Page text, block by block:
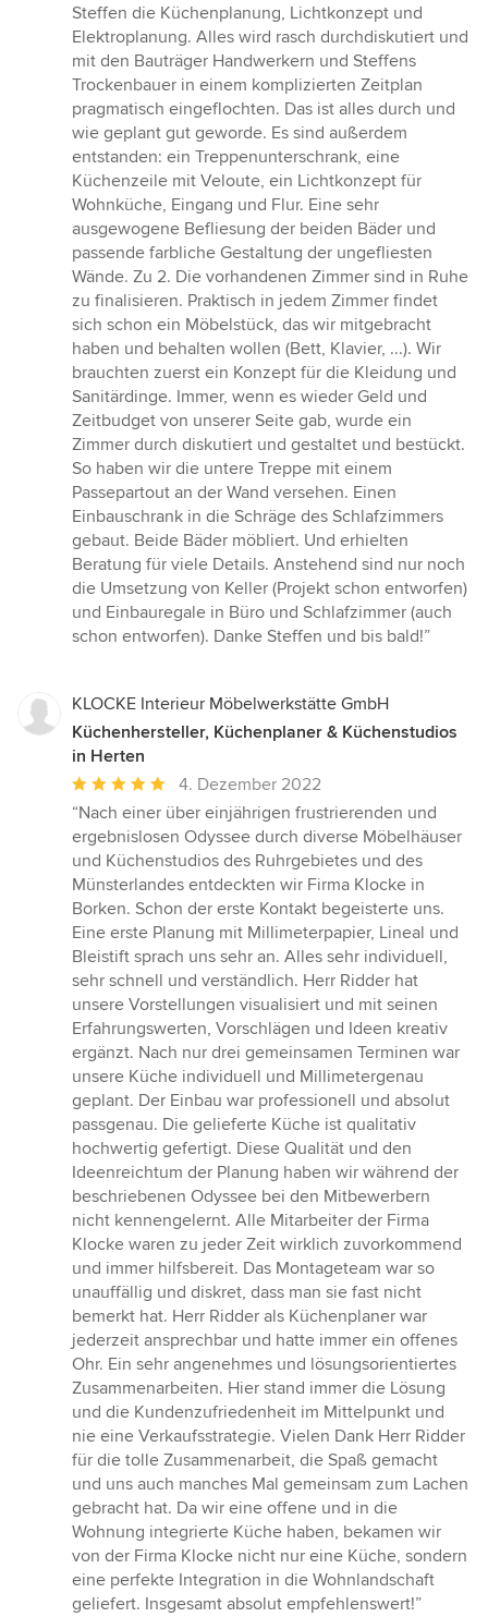
Steffen die Küchenplanung, Lichtkonzept und
Elektroplanung. Alles wird rasch durchdiskutiert und
mit den Bauträger Handwerkern und Steffens
Trockenbauer in einem komplizierten Zeitplan
pragmatisch eingeflochten. Das ist alles durch und
wie geplant gut geworde. Es sind außerdem
entstanden: ein Treppenunterschrank, eine
Küchenzeile mit Veloute, ein Lichtkonzept für
Wohnküche, Eingang und Flur. Eine sehr
ausgewogene Befliesung der beiden Bäder und
passende farbliche Gestaltung der ungefliesten
Wände. Zu 2. Die vorhandenen Zimmer sind in Ruhe
zu finalisieren. Praktisch in jedem Zimmer findet
sich schon ein Möbelstück, das wir mitgebracht
haben und behalten wollen (Bett, Klavier, ...). Wir
brauchten zuerst ein Konzept für die Kleidung und
Sanitärdinge. Immer, wenn es wieder Geld und
Zeitbudget von unserer Seite gab, wurde ein
Zimmer durch diskutiert und gestaltet und bestückt.
So haben wir die untere Treppe mit einem
Passepartout an der Wand versehen. Einen
Einbauschrank in die Schräge des Schlafzimmers
gebaut. Beide Bäder möbliert. Und erhielten
Beratung für viele Details. Anstehend sind nur noch
die Umsetzung von Keller (Projekt schon entworfen)
und Einbauregale in Büro und Schlafzimmer (auch
schon entworfen). Danke Steffen und bis bald!”
KLOCKE Interieur Möbelwerkstätte GmbH
Küchenhersteller, Küchenplaner & Küchenstudios
in Herten
Durchschnittliche
Bewertung:
5
von
5
Sternen
4. Dezember 2022
“Nach einer über einjährigen frustrierenden und
ergebnislosen Odyssee durch diverse Möbelhäuser
und Küchenstudios des Ruhrgebietes und des
Münsterlandes entdeckten wir Firma Klocke in
Borken. Schon der erste Kontakt begeisterte uns.
Eine erste Planung mit Millimeterpapier, Lineal und
Bleistift sprach uns sehr an. Alles sehr individuell,
sehr schnell und verständlich. Herr Ridder hat
unsere Vorstellungen visualisiert und mit seinen
Erfahrungswerten, Vorschlägen und Ideen kreativ
ergänzt. Nach nur drei gemeinsamen Terminen war
unsere Küche individuell und Millimetergenau
geplant. Der Einbau war professionell und absolut
passgenau. Die gelieferte Küche ist qualitativ
hochwertig gefertigt. Diese Qualität und den
Ideenreichtum der Planung haben wir während der
beschriebenen Odyssee bei den Mitbewerbern
nicht kennengelernt. Alle Mitarbeiter der Firma
Klocke waren zu jeder Zeit wirklich zuvorkommend
und immer hilfsbereit. Das Montageteam war so
unauffällig und diskret, dass man sie fast nicht
bemerkt hat. Herr Ridder als Küchenplaner war
jederzeit ansprechbar und hatte immer ein offenes
Ohr. Ein sehr angenehmes und lösungsorientiertes
Zusammenarbeiten. Hier stand immer die Lösung
und die Kundenzufriedenheit im Mittelpunkt und
nie eine Verkaufsstrategie. Vielen Dank Herr Ridder
für die tolle Zusammenarbeit, die Spaß gemacht
und uns auch manches Mal gemeinsam zum Lachen
gebracht hat. Da wir eine offene und in die
Wohnung integrierte Küche haben, bekamen wir
von der Firma Klocke nicht nur eine Küche, sondern
eine perfekte Integration in die Wohnlandschaft
geliefert. Insgesamt absolut empfehlenswert!”